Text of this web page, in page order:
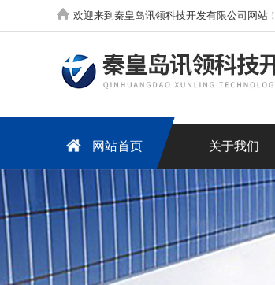
欢迎来到秦皇岛讯领科技开发有限公司网站！
网站首页 关于我们